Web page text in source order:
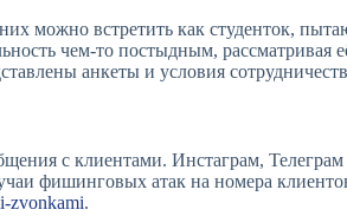
можно встретить как студенток,
чем-то постыдным,
анкеты и условия
с клиентами. Инстаграм,
фишинговых атак на номера
zvonkami.